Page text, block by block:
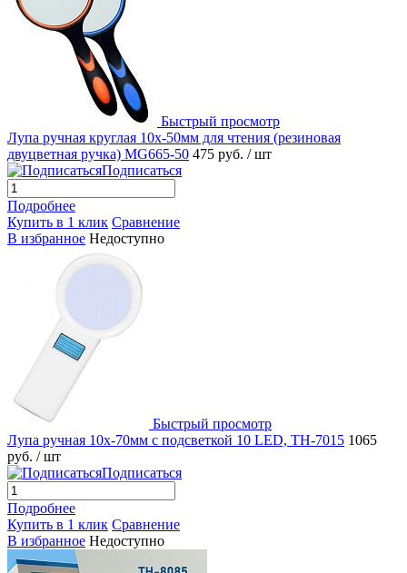
Быстрый просмотр
Лупа ручная круглая 10х-50мм для чтения (резиновая
двуцветная ручка) MG665-50 475 руб. / шт
Подписаться
Подробнее
Купить в 1 клик Сравнение
В избранное Недоступно
Быстрый просмотр
Лупа ручная 10x-70мм с подсветкой 10 LED, TH-7015 1065
руб. / шт
Подписаться
Подробнее
Купить в 1 клик Сравнение
В избранное Недоступно